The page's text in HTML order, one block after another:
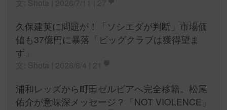
久保建英に問題が！「ソシエダが判断」市場価
値も37億円に暴落「ビッグクラブは獲得望ま
ず」
浦和レッズから町田ゼルビアへ完全移籍。松尾
佑介が意味深メッセージ？「NOT VIOLENCE」